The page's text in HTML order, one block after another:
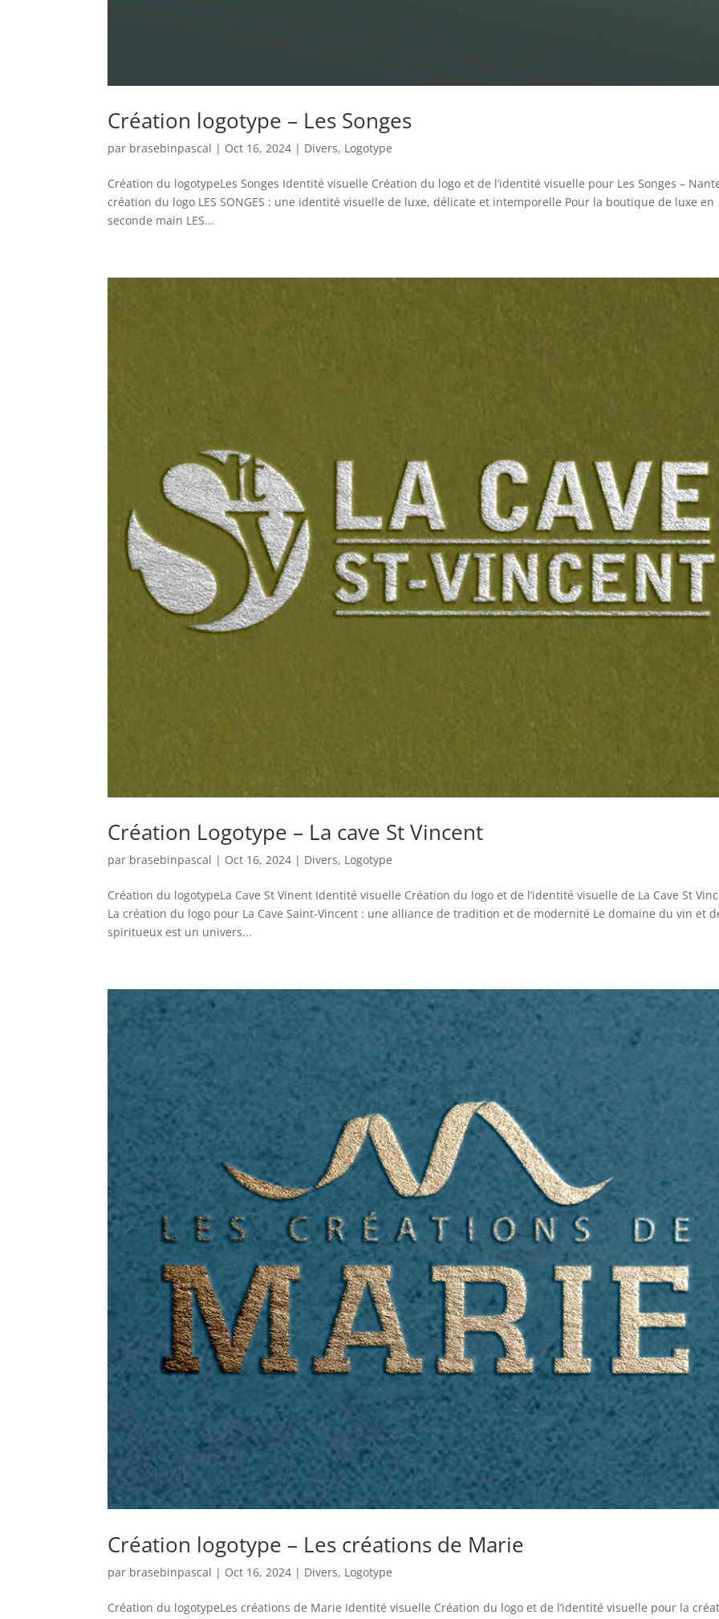
Création logotype – Les Songes
par brasebinpascal | Oct 16, 2024 | Divers, Logotype
Création du logotypeLes Songes Identité visuelle Création du logo et de l’identité visuelle pour Les Songes –
création du logo LES SONGES : une identité visuelle de luxe, délicate et intemporelle Pour la boutique de luxe en
seconde main LES...
Création Logotype – La cave St Vincent
par brasebinpascal | Oct 16, 2024 | Divers, Logotype
Création du logotypeLa Cave St Vinent Identité visuelle Création du logo et de l’identité visuelle de La Cave St
La création du logo pour La Cave Saint-Vincent : une alliance de tradition et de modernité Le domaine du vin et
spiritueux est un univers...
Création logotype – Les créations de Marie
par brasebinpascal | Oct 16, 2024 | Divers, Logotype
Création du logotypeLes créations de Marie Identité visuelle Création du logo et de l’identité visuelle pour la